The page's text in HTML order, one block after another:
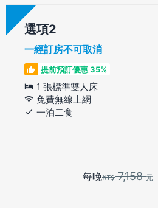
選項
一經訂房不可取消
提前預訂優惠 35%
1 張標準雙人床
免費無線上網
一泊二食
每晚 7,158元